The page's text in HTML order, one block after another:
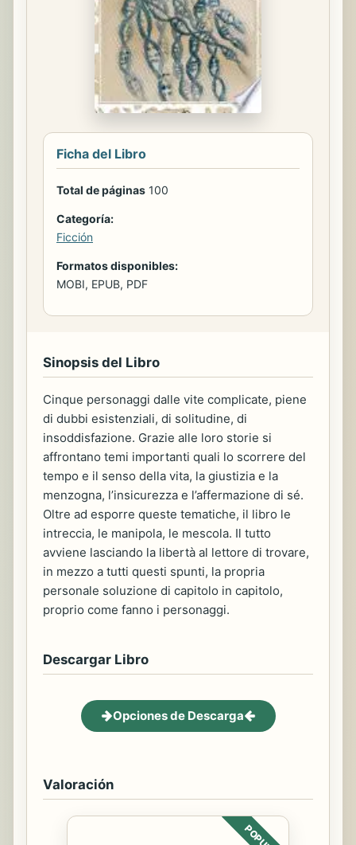
Ficha del Libro
Total de páginas 100
Categoría:
Ficción
Formatos disponibles:
MOBI, EPUB, PDF
Sinopsis del Libro
Cinque personaggi dalle vite complicate, piene
di dubbi esistenziali, di solitudine, di
insoddisfazione. Grazie alle loro storie si
affrontano temi importanti quali lo scorrere del
tempo e il senso della vita, la giustizia e la
menzogna, l’insicurezza e l’affermazione di sé.
Oltre ad esporre queste tematiche, il libro le
intreccia, le manipola, le mescola. Il tutto
avviene lasciando la libertà al lettore di trovare,
in mezzo a tutti questi spunti, la propria
personale soluzione di capitolo in capitolo,
proprio come fanno i personaggi.
Descargar Libro
Opciones de Descarga
Valoración